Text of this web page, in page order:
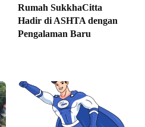
Rumah SukkhaCitta
Hadir di ASHTA dengan
Pengalaman Baru